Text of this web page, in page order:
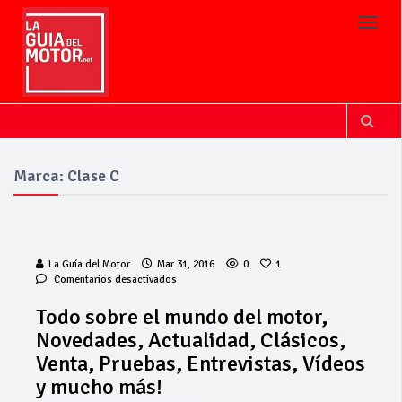
Marca: Clase C
La Guía del Motor Mar 31, 2016 0
1
Comentarios desactivados
el
mundo
del
motor,
Todo sobre el mundo del motor,
Novedades, Actualidad, Clásicos,
Venta, Pruebas, Entrevistas, Vídeos
y mucho más!
Invercar